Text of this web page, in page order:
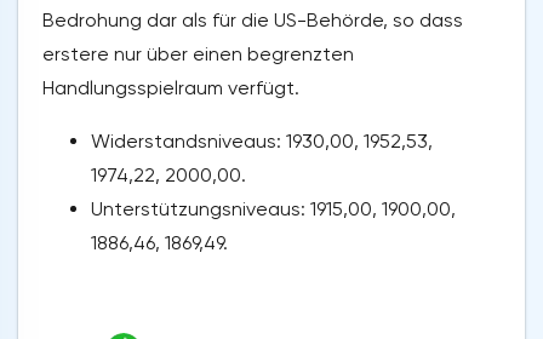
Bedrohung dar als für die US-Behörde, so dass
erstere nur über einen begrenzten
Handlungsspielraum verfügt.
Widerstandsniveaus: 1930,00, 1952,53,
1974,22, 2000,00.
Unterstützungsniveaus: 1915,00, 1900,00,
1886,46, 1869,49.